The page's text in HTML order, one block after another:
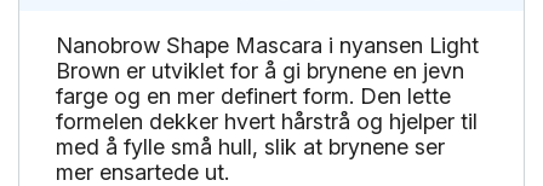
Nanobrow Shape Mascara i nyansen Light
Brown er utviklet for å gi brynene en jevn
farge og en mer definert form. Den lette
formelen dekker hvert hårstrå og hjelper til
med å fylle små hull, slik at brynene ser
mer ensartede ut.